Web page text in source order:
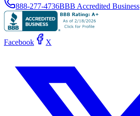
888-277-4736BBB Accredited Business
Facebook X